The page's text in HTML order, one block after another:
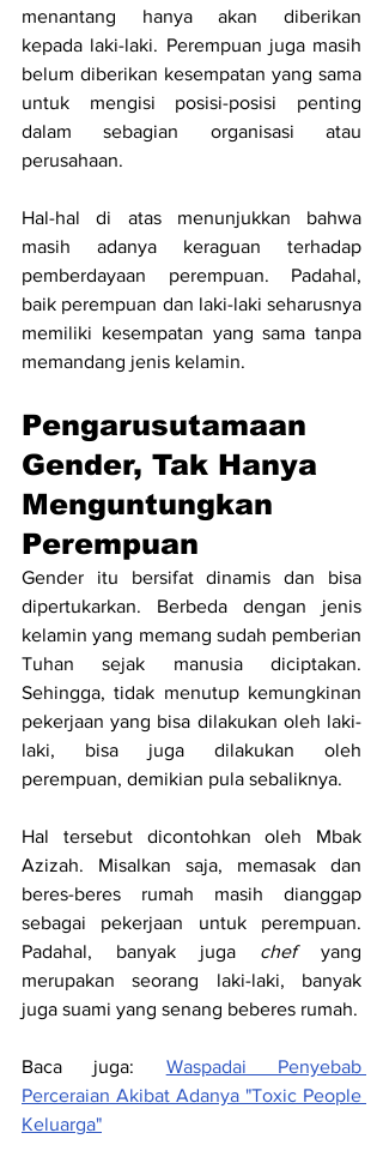
menantang hanya akan diberikan
kepada laki-laki. Perempuan juga masih
belum diberikan kesempatan yang sama
untuk mengisi posisi-posisi penting
dalam sebagian organisasi atau
perusahaan.
Hal-hal di atas menunjukkan bahwa
masih adanya keraguan terhadap
pemberdayaan perempuan. Padahal,
baik perempuan dan laki-laki seharusnya
memiliki kesempatan yang sama tanpa
memandang jenis kelamin.
Pengarusutamaan
Gender, Tak Hanya
Menguntungkan
Perempuan
Gender itu bersifat dinamis dan bisa
dipertukarkan. Berbeda dengan jenis
kelamin yang memang sudah pemberian
Tuhan sejak manusia diciptakan.
Sehingga, tidak menutup kemungkinan
pekerjaan yang bisa dilakukan oleh laki-
laki, bisa juga dilakukan oleh
perempuan, demikian pula sebaliknya.
Hal tersebut dicontohkan oleh Mbak
Azizah. Misalkan saja, memasak dan
beres-beres rumah masih dianggap
sebagai pekerjaan untuk perempuan.
Padahal, banyak juga chef yang
merupakan seorang laki-laki, banyak
juga suami yang senang beberes rumah.
Baca juga: Waspadai Penyebab
Perceraian Akibat Adanya "Toxic People
Keluarga"